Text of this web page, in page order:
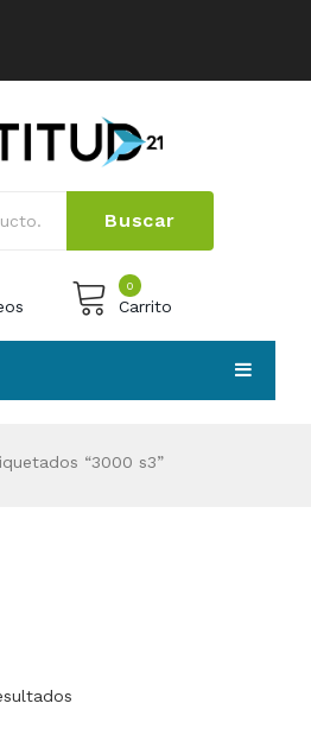
Buscar
0
Carrito
“3000 s3”